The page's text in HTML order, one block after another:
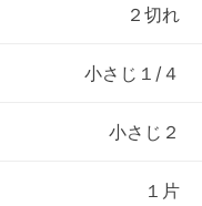
２切れ
小さじ１/４
小さじ２
１片